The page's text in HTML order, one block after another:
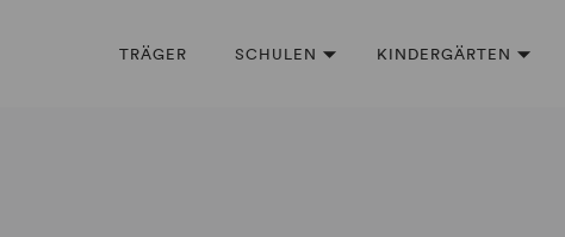
TRÄGER SCHULEN KINDERGÄRTEN